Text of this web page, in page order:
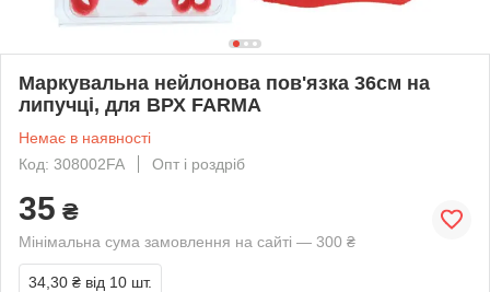
Маркувальна нейлонова пов'язка 36см на
липучці, для ВРХ FARMA
Немає в наявності
Код: 308002FA
Опт і роздріб
35 ₴
Мінімальна сума замовлення на сайті — 300 ₴
34,30 ₴ від 10 шт.